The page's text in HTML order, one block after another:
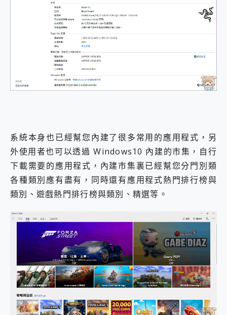
系統本身也已經幫您內建了很多常用的應用程式，另
外使用者也可以透過 Windows10 內建的市集，自行
下載需要的應用程式，內建市集裏已經幫您分門別類
各種類別應有盡有，同時還有應用程式熱門排行榜與
類別、遊戲熱門排行榜與類別、精選等。